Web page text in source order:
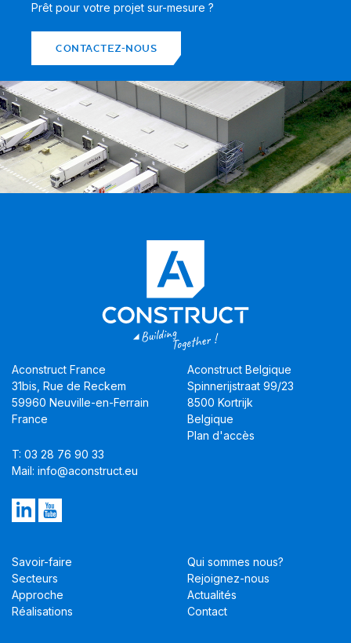
Prêt pour votre projet sur-mesure ?
CONTACTEZ-NOUS
Aconstruct France
31bis, Rue de Reckem
59960 Neuville-en-Ferrain
France
T: 03 28 76 90 33
Mail: info@aconstruct.eu
Aconstruct Belgique
Spinnerijstraat 99/23
8500 Kortrijk
Belgique
Plan d'accès
Savoir-faire
Secteurs
Approche
Réalisations
Qui sommes nous?
Rejoignez-nous
Actualités
Contact